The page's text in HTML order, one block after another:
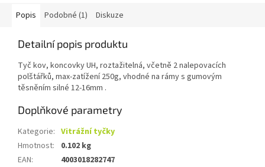
Popis Podobné (1) Diskuze
Detailní popis produktu
Tyč kov, koncovky UH, roztažitelná, včetně 2 nalepovacích
polštářků, max-zatížení 250g, vhodné na rámy s gumovým
těsněním silné 12-16mm .
Doplňkové parametry
Kategorie: Vitrážní tyčky
Hmotnost:
0.102 kg
EAN:
4003018282747